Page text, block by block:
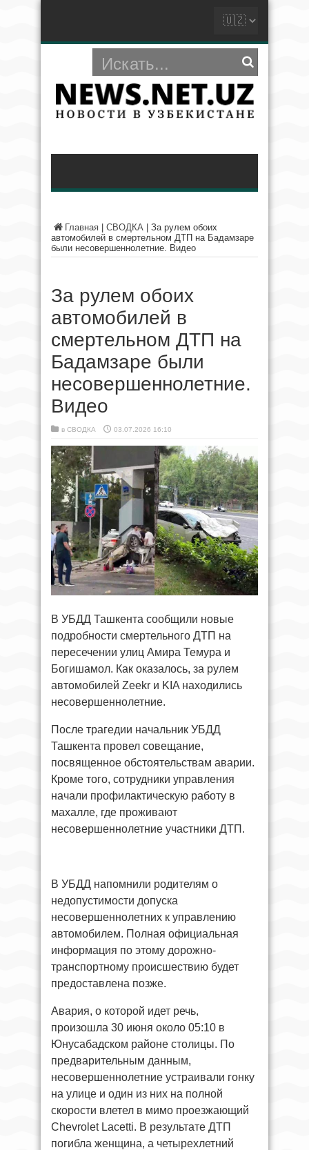
Главная СВОДКА
За рулем обоих
автомобилей в смертельном ДТП на Бадамзаре
были несовершеннолетние. Видео
За рулем обоих
автомобилей в
смертельном ДТП на
Бадамзаре были
несовершеннолетние.
Видео
в СВОДКА 03.07.2026 16:10
В УБДД Ташкента сообщили новые
подробности смертельного ДТП на
пересечении улиц Амира Темура и
Богишамол. Как оказалось, за рулем
автомобилей Zeekr и KIA находились
несовершеннолетние.
После трагедии начальник УБДД
Ташкента провел совещание,
посвященное обстоятельствам аварии.
Кроме того, сотрудники управления
начали профилактическую работу в
махалле, где проживают
несовершеннолетние участники ДТП.
В УБДД напомнили родителям о
недопустимости допуска
несовершеннолетних к управлению
автомобилем. Полная официальная
информация по этому дорожно-
транспортному происшествию будет
предоставлена позже.
Авария, о которой идет речь,
произошла 30 июня около 05:10 в
Юнусабадском районе столицы. По
предварительным данным,
несовершеннолетние устраивали гонку
на улице и один из них на полной
скорости влетел в мимо проезжающий
Chevrolet Lacetti. В результате ДТП
погибла женщина, а четырехлетний